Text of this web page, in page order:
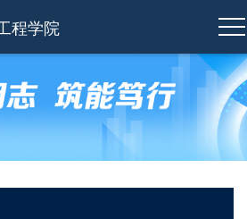
程学院